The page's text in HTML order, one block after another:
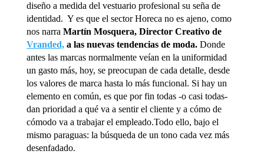
diseño a medida del vestuario profesional su seña de
identidad. Y es que el sector Horeca no es ajeno, como
nos narra Martín Mosquera, Director Creativo de
Vranded,a las nuevas tendencias de moda.Donde
antes las marcas normalmente veían en la uniformidad
un gasto más, hoy, se preocupan de cada detalle, desde
los valores de marca hasta lo más funcional. Si hay un
elemento en común, es que por fin todas -o casi todas-
dan prioridad a qué va a sentir el cliente y a cómo de
cómodo va a trabajar el empleado.Todo ello, bajo el
mismo paraguas: la búsqueda de un tono cada vez más
desenfadado.